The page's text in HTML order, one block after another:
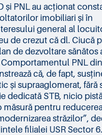
și PNL au acționat
imobiliari și în
general al
de crezut că dl. Ciucă
de dezvoltare sănătos
PNL
că, de fapt,
și supraaglomerat, fără
dedicată STB, nicio
măsură pentru
străzilor”,
filialei USR Sector 6.